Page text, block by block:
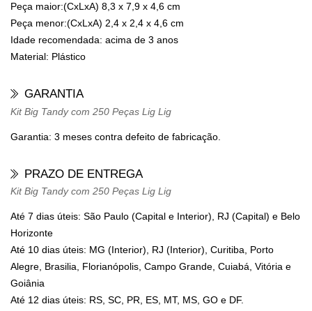
Peça maior:(CxLxA) 8,3 x 7,9 x 4,6 cm
Peça menor:(CxLxA) 2,4 x 2,4 x 4,6 cm
Idade recomendada: acima de 3 anos
Material: Plástico
GARANTIA
Kit Big Tandy com 250 Peças Lig Lig
Garantia: 3 meses contra defeito de fabricação.
PRAZO DE ENTREGA
Kit Big Tandy com 250 Peças Lig Lig
Até 7 dias úteis: São Paulo (Capital e Interior), RJ (Capital) e Belo
Horizonte
Até 10 dias úteis: MG (Interior), RJ (Interior), Curitiba, Porto
Alegre, Brasilia, Florianópolis, Campo Grande, Cuiabá, Vitória e
Goiânia
Até 12 dias úteis: RS, SC, PR, ES, MT, MS, GO e DF.